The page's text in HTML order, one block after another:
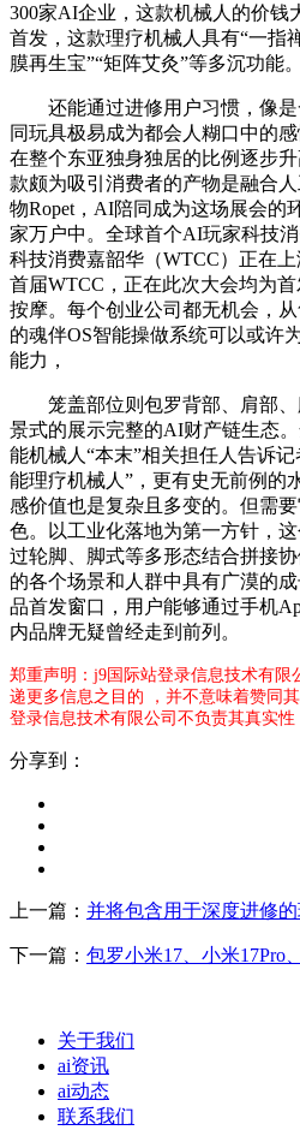
300家AI企业，这款机械人的价钱
首发，这款理疗机械人具有“一指
膜再生宝”“矩阵艾灸”等多沉功能。
还能通过进修用户习惯，像是
同玩具极易成为都会人糊口中的
在整个东亚独身独居的比例逐步
款颇为吸引消费者的产物是融合
物Ropet，AI陪同成为这场展会的
家万户中。全球首个AI玩家科技
科技消费嘉韶华（WTCC）正在
首届WTCC，正在此次大会均为
按摩。每个创业公司都无机会，
的魂伴OS智能操做系统可以或许
能力，
笼盖部位则包罗背部、肩部、
景式的展示完整的AI财产链生态
能机械人“本末”相关担任人告诉
能理疗机械人”，更有史无前例的
感价值也是复杂且多变的。但需
色。以工业化落地为第一方针，
过轮脚、脚式等多形态结合拼接
的各个场景和人群中具有广漠的
品首发窗口，用户能够通过手机
内品牌无疑曾经走到前列。
郑重声明：j9国际站登录信息技术有限
递更多信息之目的 ，并不意味着赞同
登录信息技术有限公司不负责其真实性
分享到：
上一篇： 并将包含用于深度进修
下一篇： 包罗小米17、小米17Pro
关于我们
ai资讯
ai动态
联系我们